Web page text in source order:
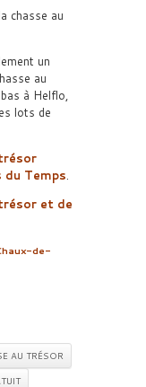
chasse au
un
au
à Helflo,
lots de
Temps.
et de
de-
AU TRÉSOR